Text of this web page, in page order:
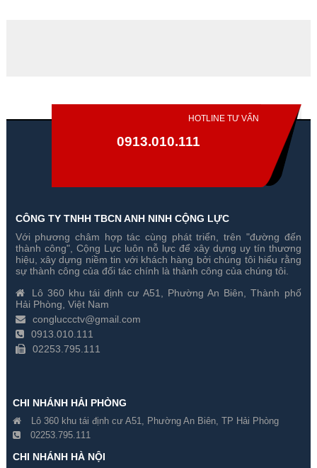
HOTLINE TƯ VẤN
0913.010.111
CÔNG TY TNHH TBCN ANH NINH CỘNG LỰC
Với phương châm hợp tác cùng phát triển, trên "đường đến
thành công", Cộng Lực luôn nỗ lực để xây dựng uy tín thương
hiệu, xây dựng niềm tin với khách hàng bởi chúng tôi hiểu rằng
sự thành công của đối tác chính là thành công của chúng tôi.
Lô 360 khu tái định cư A51, Phường An Biên, Thành phố
Hải Phòng, Việt Nam
congluccctv@gmail.com
0913.010.111
02253.795.111
CHI NHÁNH HẢI PHÒNG
Lô 360 khu tái định cư A51, Phường An Biên, TP Hải Phòng
02253.795.111
CHI NHÁNH HÀ NỘI